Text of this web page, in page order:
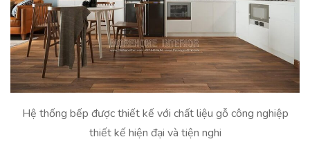
Hệ thống bếp được thiết kế với chất liệu gỗ công nghiệp
thiết kế hiện đại và tiện nghi